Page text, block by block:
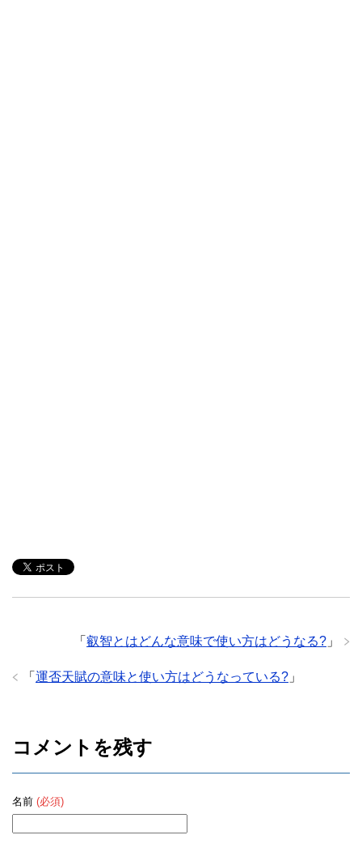
「 叡智とはどんな意味で使い方はどうなる? 」
「 運否天賦の意味と使い方はどうなっている? 」
コメントを残す
名前 (必須)